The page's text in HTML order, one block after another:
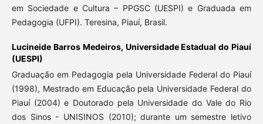
em Sociedade e Cultura – PPGSC (UESPI) e Graduada em
Pedagogia (UFPI). Teresina, Piauí, Brasil.
Lucineide Barros Medeiros, Universidade Estadual do Piauí
(UESPI)
Graduação em Pedagogia pela Universidade Federal do Piauí
(1998), Mestrado em Educação pela Universidade Federal do
Piauí (2004) e Doutorado pela Universidade do Vale do Rio
dos Sinos - UNISINOS (2010); durante um semestre letivo